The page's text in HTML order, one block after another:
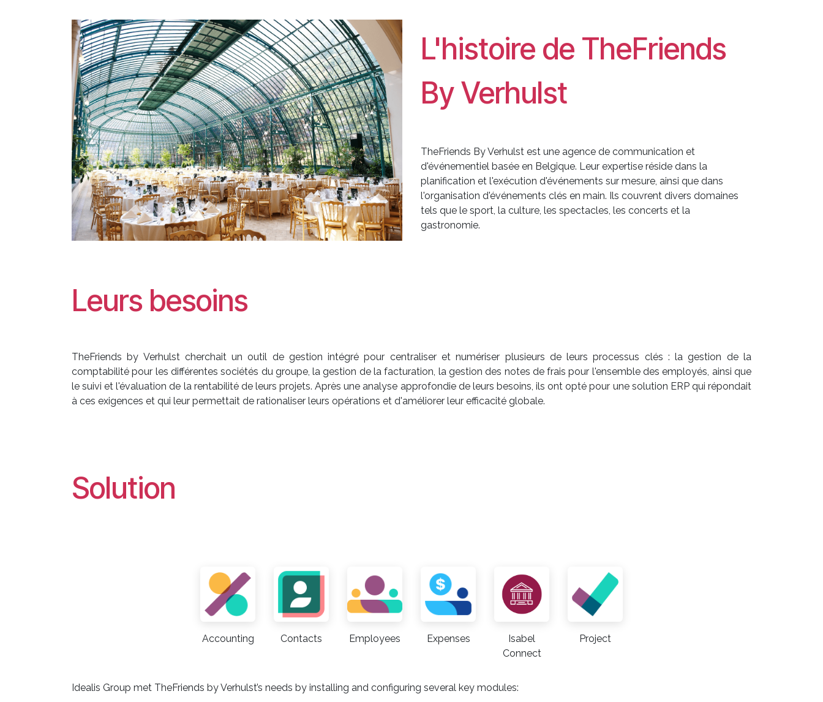
L'histoire de TheFriends
By Verhulst
TheFriends By Verhulst est une agence de communication et
d'événementiel basée en Belgique. Leur expertise réside dans la
planification et l'exécution d'événements sur mesure, ainsi que dans
l'organisation d'événements clés en main. Ils couvrent divers domaines
tels que le sport, la culture, les spectacles, les concerts et la
gastronomie.
Leurs besoins
TheFriends by Verhulst cherchait un outil de gestion intégré pour centraliser et numériser plusieurs de leurs processus clés : la gestion de la
comptabilité pour les différentes sociétés du groupe, la gestion de la facturation, la gestion des notes de frais pour l'ensemble des employés, ainsi que
le suivi et l'évaluation de la rentabilité de leurs projets. Après une analyse approfondie de leurs besoins, ils ont opté pour une solution ERP qui répondait
à ces exigences et qui leur permettait de rationaliser leurs opérations et d'améliorer leur efficacité globale.
Solution
Accounting Contacts Employees Expenses
Isabel
Connect
Project
Idealis Group met TheFriends by Verhulst’s needs by installing and configuring several key modules: